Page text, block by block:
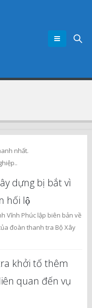
nhất.
dựng bị bắt vì
hối lộ
Vĩnh Phúc lập biên bản về
đoàn thanh tra Bộ Xây
khởi tố thêm
quan đến vụ